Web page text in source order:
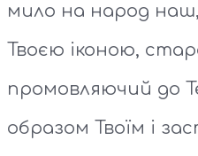
мило на народ
Твоєю іконою,
промовляючий до
образом Твоїм і